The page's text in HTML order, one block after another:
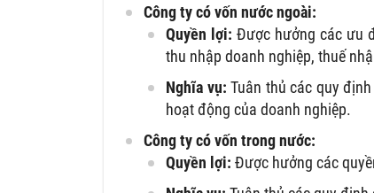
Công ty có vốn nước ngoài:
Quyền lợi: Được hưởng các ưu
thu nhập doanh nghiệp, thuế
Nghĩa vụ: Tuân thủ các quy
hoạt động của doanh nghiệp.
Công ty có vốn trong nước:
Quyền lợi: Được hưởng các